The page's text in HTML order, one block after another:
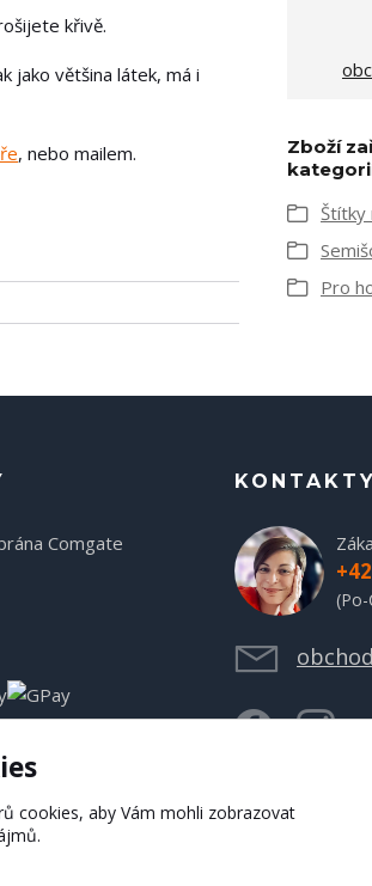
křivě.
jako většina látek, má i
, nebo mailem.
Zboží
Štítky
Pro
KONTAKTY
cookies, aby Vám mohli zobrazovat